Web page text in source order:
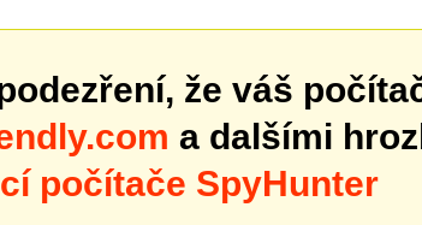
že váš
a dalšími
počítače SpyHunter